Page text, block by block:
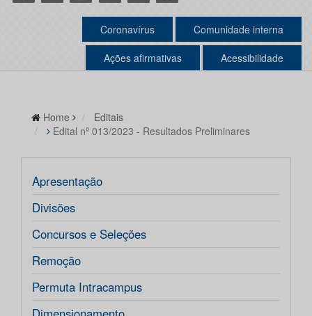
Coronavírus Comunidade interna
Ações afirmativas Acessibilidade
Home
Editais
Edital nº 013/2023 - Resultados Preliminares
Apresentação
Divisões
Concursos e Seleções
Remoção
Permuta Intracampus